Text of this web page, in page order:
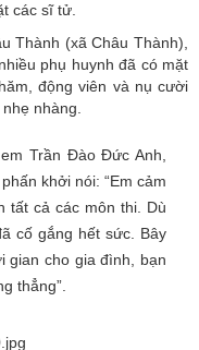
các sĩ tử.
Thành (xã Châu Thành),
phụ huynh đã có mặt
động viên và nụ cười
nhàng.
Trần Đào Đức Anh,
khởi nói: “Em cảm
tất cả các môn thi. Dù
cố gắng hết sức. Bây
gian cho gia đình, bạn
thẳng”.